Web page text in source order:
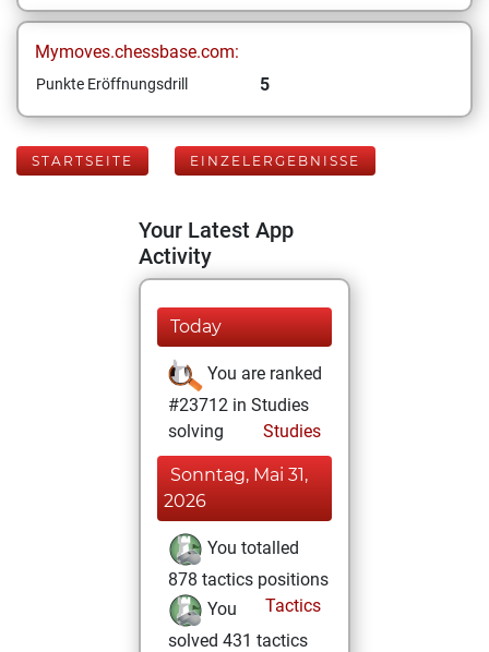
Mymoves.chessbase.com:
Punkte Eröffnungsdrill 5
STARTSEITE EINZELERGEBNISSE
Your Latest App
Activity
Today
You are ranked
#23712 in Studies
solving
Studies
Sonntag, Mai 31,
2026
You totalled
878 tactics positions
Tactics
You
solved 431 tactics